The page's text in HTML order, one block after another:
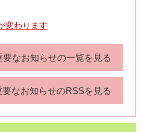
変わります
要なお知らせの一覧を見る
要なお知らせのRSSを見る